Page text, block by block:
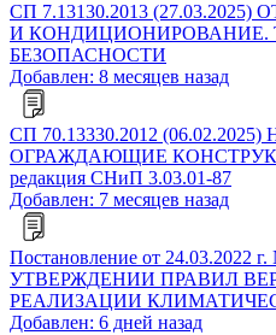
СП 7.13130.2013
И КОНДИЦИОНИРОВАНИЕ.
БЕЗОПАСНОСТИ
Добавлен: 8 месяцев назад
СП 70.13330.2012
ОГРАЖДАЮЩИЕ
редакция СНиП 3.03.01-87
Добавлен: 7 месяцев назад
Постановление от 24.03.2022
УТВЕРЖДЕНИИ ПРАВИЛ
РЕАЛИЗАЦИИ
Добавлен: 6 дней назад